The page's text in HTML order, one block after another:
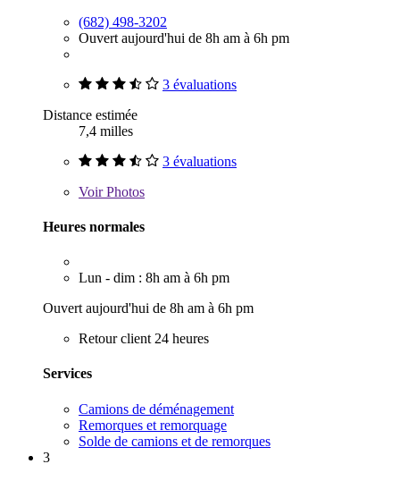
(682) 498-3202
Ouvert aujourd'hui de 8h am à 6h pm
3 évaluations
Distance estimée
7,4 milles
3 évaluations
VoirPhotos
Heures normales
Lun - dim : 8h am à 6h pm
Ouvert aujourd'hui de 8h am à 6h pm
Retour client 24 heures
Services
Camions de déménagement
Remorques et remorquage
Solde de camions et de remorques
3